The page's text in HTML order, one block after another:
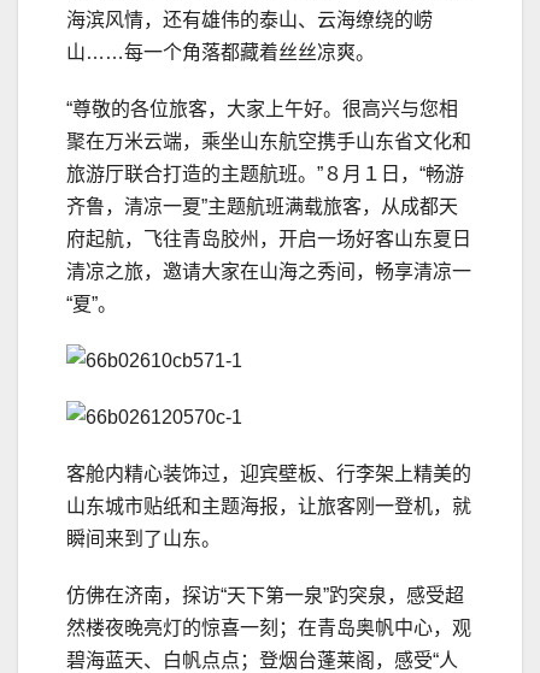
海滨风情，还有雄伟的泰山、云海缭绕的崂
山……每一个角落都藏着丝丝凉爽。
“尊敬的各位旅客，大家上午好。很高兴与您相
聚在万米云端，乘坐山东航空携手山东省文化和
旅游厅联合打造的主题航班。”８月１日，“畅游
齐鲁，清凉一夏”主题航班满载旅客，从成都天
府起航，飞往青岛胶州，开启一场好客山东夏日
清凉之旅，邀请大家在山海之秀间，畅享清凉一
“夏”。
客舱内精心装饰过，迎宾壁板、行李架上精美的
山东城市贴纸和主题海报，让旅客刚一登机，就
瞬间来到了山东。
仿佛在济南，探访“天下第一泉”趵突泉，感受超
然楼夜晚亮灯的惊喜一刻；在青岛奥帆中心，观
碧海蓝天、白帆点点；登烟台蓬莱阁，感受“人